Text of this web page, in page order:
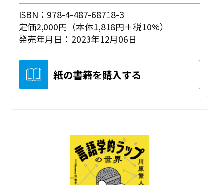
ISBN：978-4-487-68718-3
定価2,000円（本体1,818円＋税10%）
発売年月日：2023年12月06日
紙の書籍を購入する